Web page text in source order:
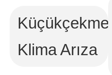
Klima Arıza